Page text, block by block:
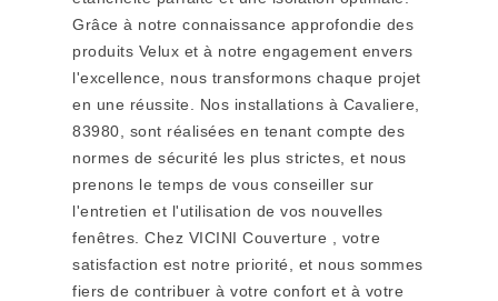
Grâce à notre connaissance approfondie des
produits Velux et à notre engagement envers
l'excellence, nous transformons chaque projet
en une réussite. Nos installations à Cavaliere,
83980, sont réalisées en tenant compte des
normes de sécurité les plus strictes, et nous
prenons le temps de vous conseiller sur
l'entretien et l'utilisation de vos nouvelles
fenêtres. Chez VICINI Couverture , votre
satisfaction est notre priorité, et nous sommes
fiers de contribuer à votre confort et à votre